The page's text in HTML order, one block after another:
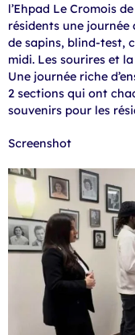
l’Ehpad Le Cromois
résidents une journée
de sapins, blind-test,
midi. Les sourires et
Une journée riche
2 sections qui ont
souvenirs pour les
Screenshot